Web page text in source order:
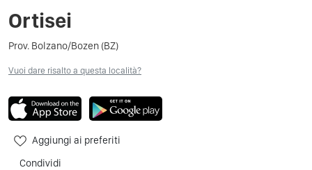
Ortisei
Prov. Bolzano/Bozen (BZ)
Vuoi dare risalto a questa località?
Aggiungi ai preferiti
Condividi